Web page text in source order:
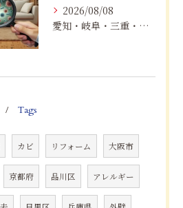
2026/08/08
愛知・岐阜・三重・静岡で真菌（カビ）による健康被害にお悩みの方へ｜室内環境改善とMIST工法®による専門対策
Tags
カビ リフォーム 大阪市
京都府 品川区 アレルギー